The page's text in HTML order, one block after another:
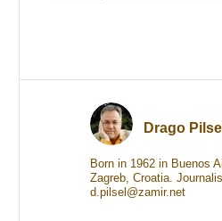
Drago Pilsel
Born in 1962 in Buenos
Zagreb, Croatia.
d.pilsel@zamir.net